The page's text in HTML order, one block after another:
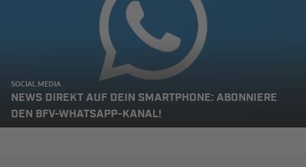
SOCIAL MEDIA
NEWS DIREKT AUF DEIN SMARTPHONE: ABONNIERE
DEN BFV-WHATSAPP-KANAL!